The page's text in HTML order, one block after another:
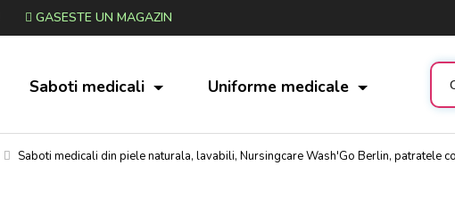
GASESTE UN MAGAZIN
Saboti medicali Uniforme medicale
Saboti medicali din piele naturala, lavabili, Nursingcare Wash'Go Berlin, patratele